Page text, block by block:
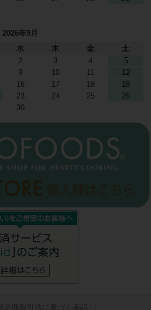
2026年9月
水 木 金
土
2 3 4
5
9 10 11
12
16 17 18
19
23 24 25
26
30
特定商取引法に基づく表記